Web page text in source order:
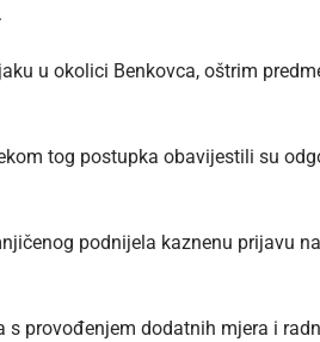
.
u okolici Benkovca, oštrim
tog postupka obavijestili su
podnijela kaznenu prijavu
provođenjem dodatnih mjera i